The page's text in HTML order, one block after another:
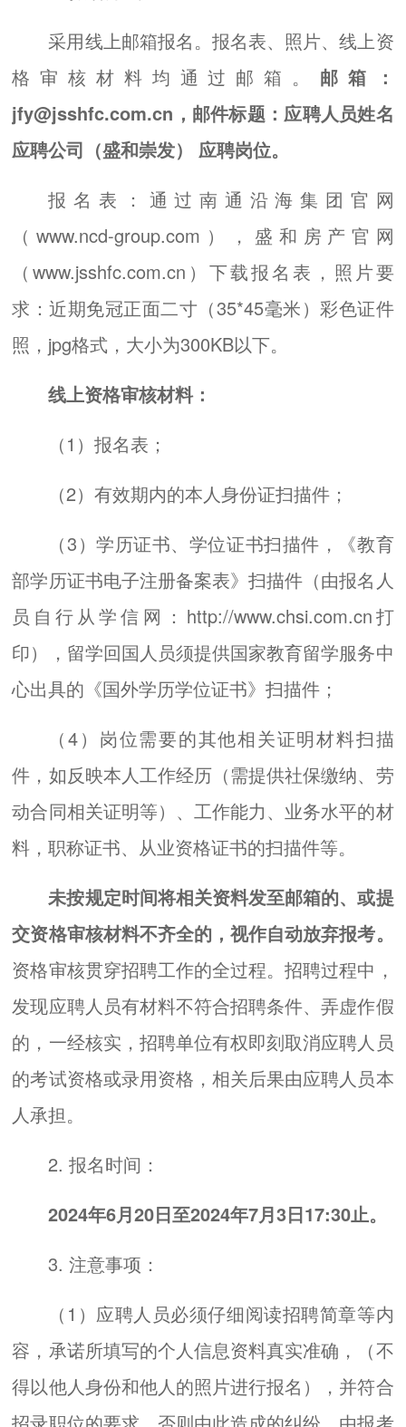
采用线上邮箱报名。报名表、照片、线上资
格审核材料均通过邮箱。 邮箱：
jfy@jsshfc.com.cn，邮件标题：应聘人员姓名
应聘公司（盛和崇发） 应聘岗位。
报名表：通过南通沿海集团官网
（www.ncd-group.com），盛和房产官网
（www.jsshfc.com.cn）下载报名表，照片要
求：近期免冠正面二寸（35*45毫米）彩色证件
照，jpg格式，大小为300KB以下。
线上资格审核材料：
（1）报名表；
（2）有效期内的本人身份证扫描件；
（3）学历证书、学位证书扫描件，《教育
部学历证书电子注册备案表》扫描件（由报名人
员自行从学信网：http://www.chsi.com.cn打
印），留学回国人员须提供国家教育留学服务中
心出具的《国外学历学位证书》扫描件；
（4）岗位需要的其他相关证明材料扫描
件，如反映本人工作经历（需提供社保缴纳、劳
动合同相关证明等）、工作能力、业务水平的材
料，职称证书、从业资格证书的扫描件等。
未按规定时间将相关资料发至邮箱的、或提
交资格审核材料不齐全的，视作自动放弃报考。
资格审核贯穿招聘工作的全过程。招聘过程中，
发现应聘人员有材料不符合招聘条件、弄虚作假
的，一经核实，招聘单位有权即刻取消应聘人员
的考试资格或录用资格，相关后果由应聘人员本
人承担。
2. 报名时间：
2024年6月20日至2024年7月3日17:30止。
3. 注意事项：
（1）应聘人员必须仔细阅读招聘简章等内
容，承诺所填写的个人信息资料真实准确，（不
得以他人身份和他人的照片进行报名），并符合